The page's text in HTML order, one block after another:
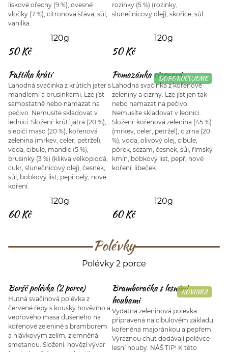
lískové ořechy (9 %), ovesné
vločky (7 %), citronová šťáva, sůl,
vanilka.
120g
50 Kč
rozinky (5 %) (rozinky,
slunečnicový olej), skořice, sůl.
120g
50 Kč
Paštika krůtí
Lahodná svačinka z krůtích jater s
mandlemi a brusinkami. Lze jíst
samostatně nebo namazat na
pečivo. Nemusíte skladovat v
lednici. Složení: krůtí játra (20 %),
slepičí maso (20 %), kořenová
zelenina (mrkev, celer, petržel),
voda, cibule, mandle (5 %),
brusinky (3 %) (klikva velkoplodá,
cukr, slunečnicový olej), česnek,
sůl, bobkový list, pepř celý, nové
koření.
120g
60 Kč
DOPORUČUJEME
Pomazánka cizrnová
Lahodná svačinka z kořenové
zeleniny a cizrny. Lze jíst jen tak
nebo namazat na pečivo.
Nemusíte skladovat v lednici.
Složení: kořenová zelenina (45 %)
(mrkev, celer, petržel), cizrna (20
%), voda, olivový olej, cibule,
pórek, sezam, česnek, sůl, římský
kmín, bobkový list, pepř, nové
koření, libeček.
120g
60 Kč
Polévky
Polévky 2 porce
Boršč polévka (2 porce)
Hutná svačinová polévka z
červené řepy s kousky hovězího a
vepřového masa dušeného na
kořenové zelenině s bramborem
a hlávkovým zelím, zjemněná
smetanou. Složení: hovězí vývar
NOVINKA
Bramboračka s lesními
houbami
Vydatná zeleninová polévka
připravená na cibulovém základu,
kořeněná majoránkou a pepřem.
Výraznou chuť dodávají polévce
lesní houby. NÁŠ TIP! K této